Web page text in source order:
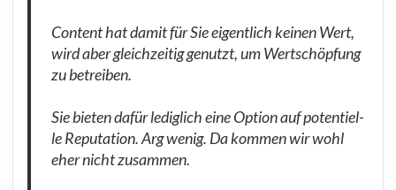
Con­tent hat damit für Sie eigent­lich kei­nen Wert,
wird aber gleich­zei­tiggenutzt, um Wert­schöp­fung
zu betrei­ben.
Sie bie­ten dafür ledig­lich eine Opti­on auf poten­ti­el­
le Repu­ta­ti­on. Argwenig. Da kom­men wir wohl
eher nicht zusam­men.